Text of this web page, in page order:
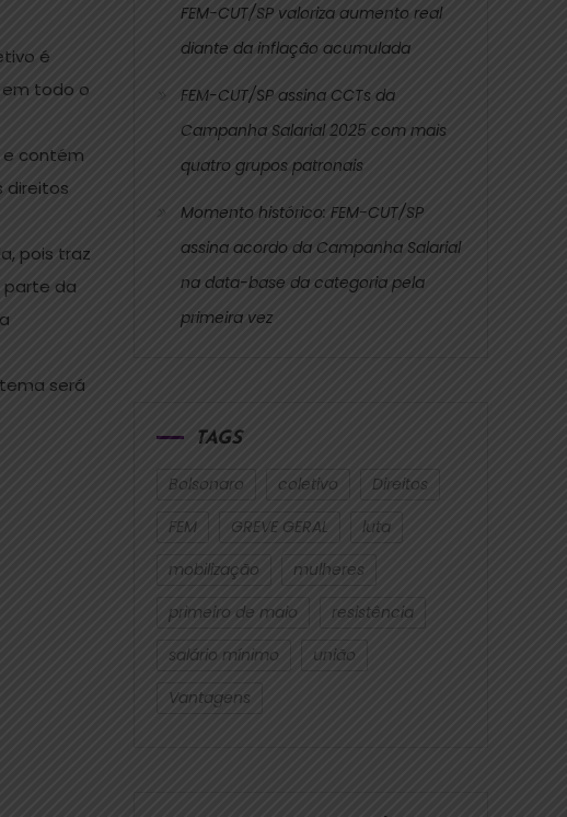
é
todo o
e contém
direitos
pois traz
parte da
será
FEM-CUT/SP valoriza aumento real
diante da inflação acumulada
FEM-CUT/SP assina CCTs da
Campanha Salarial 2025 com mais
quatro grupos patronais
Momento histórico: FEM-CUT/SP
assina acordo da Campanha Salarial
na data-base da categoria pela
primeira vez
TAGS
Bolsonaro coletivo
Direitos
FEM
GREVE GERAL
luta
mobilização
mulheres
primeiro de maio
resistência
salário mínimo
união
Vantagens